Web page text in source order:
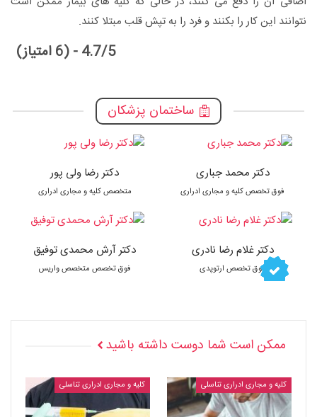
نتوانند این کار را بکنند و فرد را به تپش قلب مبتلا کنند.
4.7/5 - (6 امتیاز)
ساختمان پزشکان
دکتر محمد جباری
فوق تخصص کلیه و مجاری ادراری
دکتر غلام رضا نادری
فوق تخصص ارتوپدی
دکتر رضا ولی پور
متخصص کلیه و مجاری ادراری
دکتر آرش محمدی توفیق
فوق تخصص متخصص واریس
ممکن است شما دوست داشته باشید
کلیه و مجاری ادراری تناسلی کلیه و مجاری ادراری تناسلی